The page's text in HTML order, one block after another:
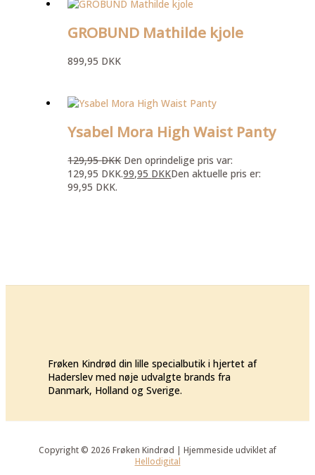
GROBUND Mathilde kjole
899,95 DKK
Ysabel Mora High Waist Panty
129,95DKK Den oprindelige pris var:
129,95 DKK.99,95 DKKDen aktuelle pris er:
99,95 DKK.
Frøken Kindrød din lille specialbutik i hjertet af
Haderslev med nøje udvalgte brands fra
Danmark, Holland og Sverige.
Copyright © 2026 Frøken Kindrød | Hjemmeside udviklet af
Hellodigital